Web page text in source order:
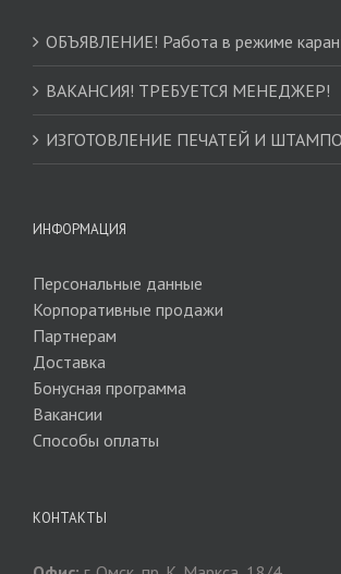
ОБЪЯВЛЕНИЕ! Работа в режиме
ВАКАНСИЯ! ТРЕБУЕТСЯ МЕНЕДЖЕР!
ИЗГОТОВЛЕНИЕ ПЕЧАТЕЙ И
ИНФОРМАЦИЯ
Персональные данные
Корпоративные продажи
Партнерам
Доставка
Бонусная программа
Вакансии
Способы оплаты
КОНТАКТЫ